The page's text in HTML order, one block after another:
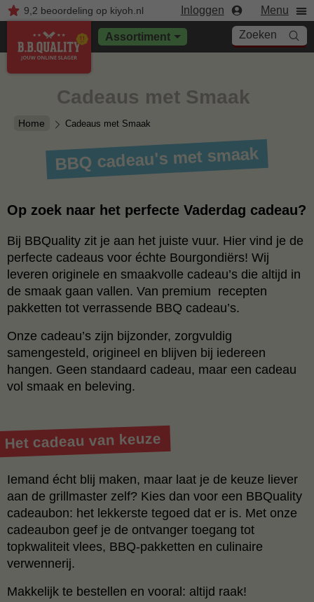
9,2 beoordelingop kiyoh.nl Inloggen Menu
Assortiment Zoeken
Home Cadeaus met Smaak
Cadeaus met Smaak
BBQ cadeau's met smaak
Op zoek naar het perfecte Vaderdag cadeau?
Bij BBQuality zit je aan het juiste vuur. Hier vind je de
perfecte cadeaus voor échte Bourgondiërs! Wij
leveren originele en smaakvolle cadeau’s die altijd in
de smaak gaan vallen. Van premium recepten
pakketten tot verrassende BBQ cadeau’s.
Onze cadeau’s zijn bijzonder, zorgvuldig
samengesteld, origineel en blijven bij iedereen
hangen. Geen standaard cadeau, maar een cadeau
vol smaak en beleving.
Het cadeau van keuze
Iemand écht blij maken, maar laat je de keuze liever
aan de grillmaster zelf? Kies dan voor een BBQuality
cadeaubon: het lekkerste tegoed dat er is. Met onze
cadeaubon geef je de ontvanger toegang tot
topkwaliteit vlees, BBQ-pakketten en culinaire
verwennerij.
Makkelijk te bestellen en vooral: altijd raak!